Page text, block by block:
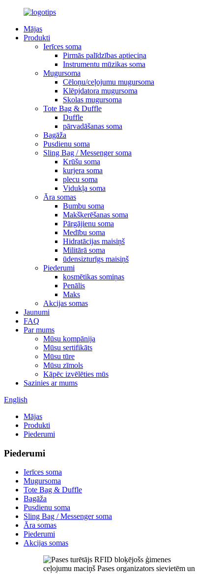
Mājas
Produkti
Ierīces soma
Pirmās palīdzības aptieciņa
Instrumentu mūzikas soma
Mugursoma
Cēloņu/ceļojumu mugursoma
Klēpjdatora mugursoma
Skolas mugursoma
Tote Bag & Duffle
Duffle
pārvadāšanas soma
Bagāža
Pusdienu soma
Sling Bag / Messenger soma
Krūšu soma
kurjera soma
plecu soma
Vidukļa soma
Āra somas
Bumbu soma
Makšķerēšanas soma
Pārgājienu soma
Medību soma
Hidratācijas maisiņš
Militārā soma
ūdensizturīgs maisiņš
Piederumi
kosmētikas somiņas
Penālis
Maks
Akcijas somas
Jaunumi
FAQ
Par mums
Mūsu kompānija
Mūsu sertifikāts
Mūsu tūre
Mūsu zīmols
Kāpēc izvēlēties mūs
Sazinies ar mums
English
Mājas
Produkti
Piederumi
Piederumi
Ierīces soma
Mugursoma
Tote Bag & Duffle
Bagāža
Pusdienu soma
Sling Bag / Messenger soma
Āra somas
Piederumi
Akcijas somas